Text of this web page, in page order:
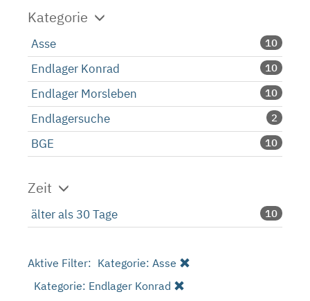
Kategorie
Asse 10
Endlager Konrad 10
Endlager Morsleben 10
Endlagersuche 2
BGE 10
Zeit
älter als 30 Tage 10
Aktive Filter: Kategorie: Asse
Kategorie: Endlager Konrad